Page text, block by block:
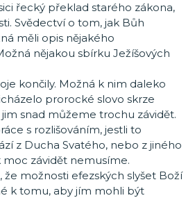
řecký překlad starého zákona,
Svědectví o tom, jak Bůh
měli opis nějakého
nějakou sbírku Ježíšových
končily. Možná k nim daleko
prorocké slovo skrze
snad můžeme trochu závidět.
s rozlišováním, jestli to
z Ducha Svatého, nebo z jiného
moc závidět nemusíme.
že možnosti efezských slyšet Boží
k tomu, aby jím mohli být